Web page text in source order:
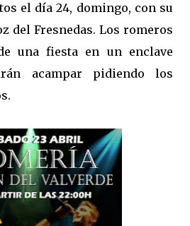
el día 24, domingo, con su
del Fresnedas. Los romeros
una fiesta en un enclave
acampar pidiendo los